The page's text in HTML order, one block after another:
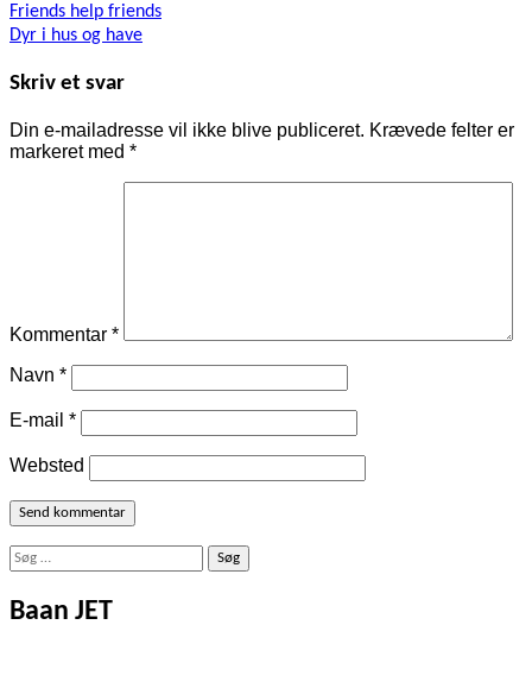
Indlægsnavigation
Friends help friends
Dyr i hus og have
Skriv et svar
Din e-mailadresse vil ikke blive publiceret. Krævede felter er
markeret med *
Kommentar *
Navn *
E-mail *
Websted
Søg
Baan JET